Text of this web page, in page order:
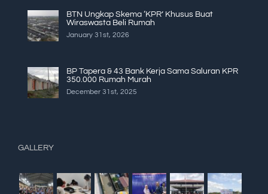
BTN Ungkap Skema ‘KPR’ Khusus Buat
Wiraswasta Beli Rumah
January 31st, 2026
BP Tapera & 43 Bank Kerja Sama Saluran KPR
350.000 Rumah Murah
December 31st, 2025
GALLERY